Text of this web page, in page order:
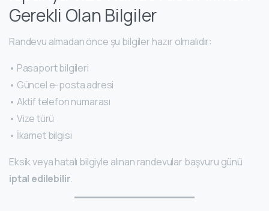
Gerekli Olan Bilgiler
Randevu almadan önce şu bilgiler hazır olmalıdır:
• Pasaport bilgileri
• Güncel e-posta adresi
• Aktif telefon numarası
• Vize türü
• İkamet bilgisi
Eksik veya hatalı bilgiyle alınan randevular başvuru günü
iptal edilebilir.